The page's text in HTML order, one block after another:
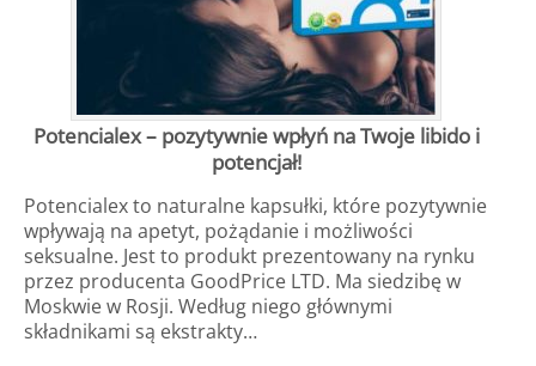
Potencialex – pozytywnie wpłyń na Twoje libido i
potencjał!
Potencialex to naturalne kapsułki, które pozytywnie
wpływają na apetyt, pożądanie i możliwości
seksualne. Jest to produkt prezentowany na rynku
przez producenta GoodPrice LTD. Ma siedzibę w
Moskwie w Rosji. Według niego głównymi
składnikami są ekstrakty…